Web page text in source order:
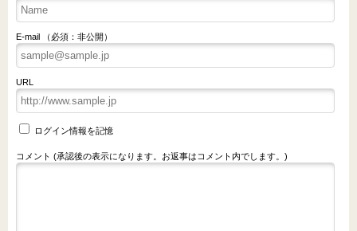
E-mail （必須：非公開）
URL
ログイン情報を記憶
コメント (承認後の表示になります。お返事はコメント内でします。)